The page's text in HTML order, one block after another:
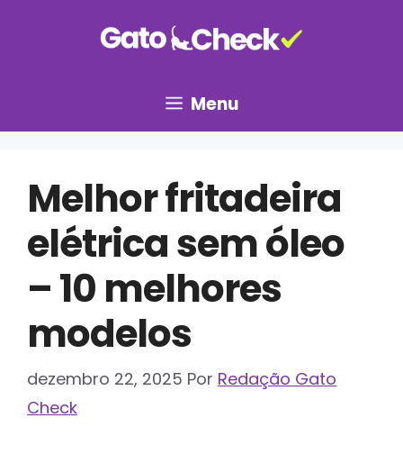
Menu
Melhor fritadeira
elétrica sem óleo
– 10 melhores
modelos
dezembro 22, 2025 Por Redação Gato
Check